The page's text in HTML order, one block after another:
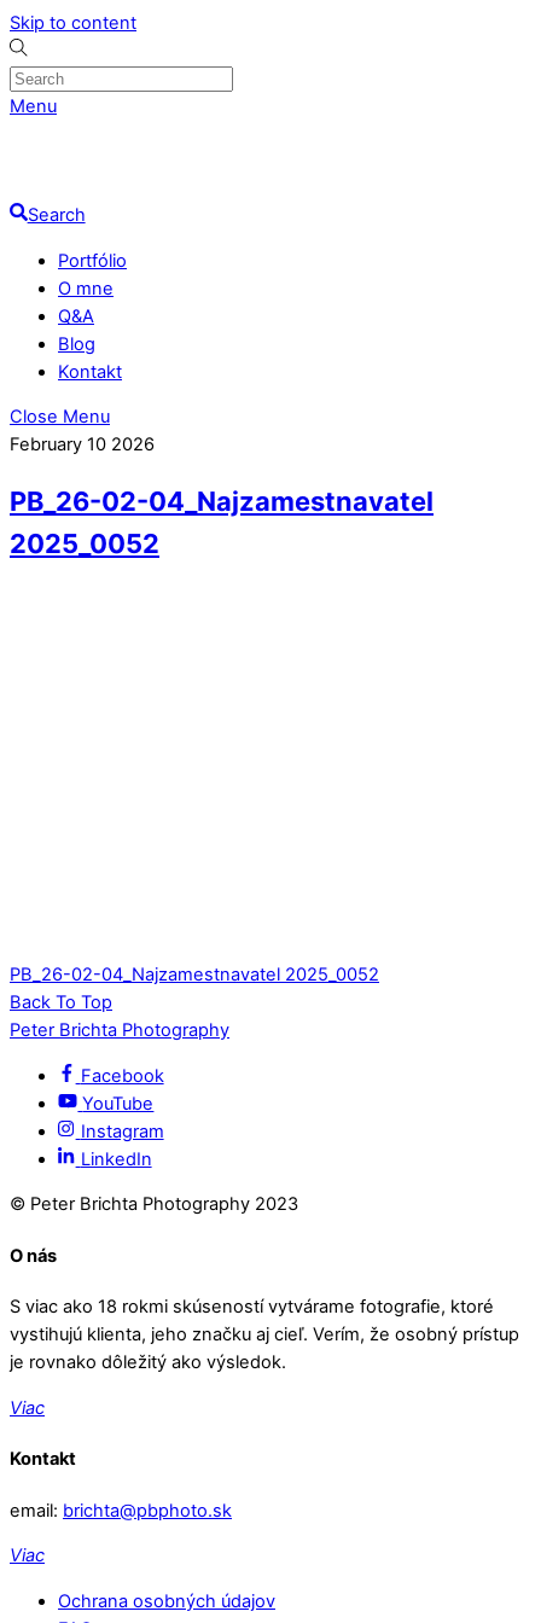
Skip to content
Menu
Search
Portfólio
O mne
Q&A
Blog
Kontakt
Close Menu
February 10 2026
PB_26-02-04_Najzamestnavatel
2025_0052
PB_26-02-04_Najzamestnavatel 2025_0052
Back To Top
Peter Brichta Photography
Facebook
YouTube
Instagram
LinkedIn
© Peter Brichta Photography 2023
O nás
S viac ako 18 rokmi skúseností vytvárame fotografie, ktoré
vystihujú klienta, jeho značku aj cieľ. Verím, že osobný prístup
je rovnako dôležitý ako výsledok.
Viac
Kontakt
email: brichta@pbphoto.sk
Viac
Ochrana osobných údajov